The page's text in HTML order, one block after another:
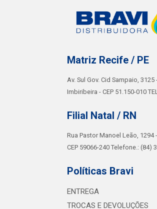
Matriz Recife / PE
Av. Sul Gov. Cid Sampaio,
Imbiribeira - CEP 51.150-010
Filial Natal / RN
Rua Pastor Manoel Leão, 1294
CEP 59066-240 Telefone.: (84)
Políticas Bravi
ENTREGA
TROCAS E DEVOLUÇÕES